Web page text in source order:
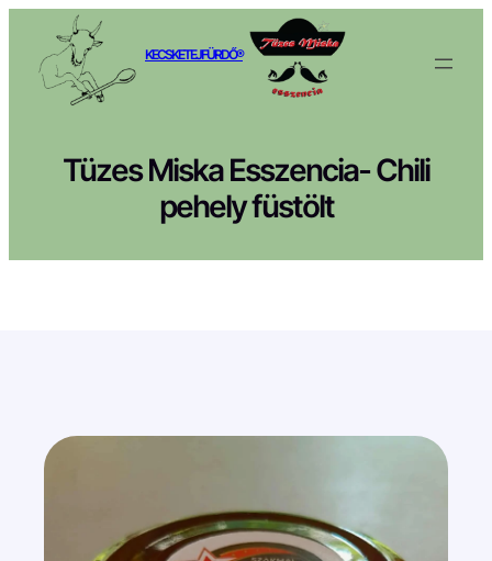
tartalomhoz
KECSKETEJFÜRDŐ®
Tüzes Miska Esszencia- Chili
pehely füstölt